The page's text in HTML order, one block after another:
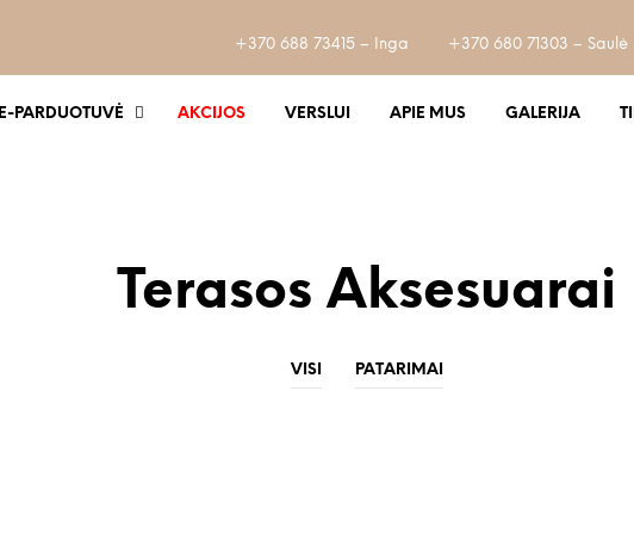
+370 688 73415 – Inga +370 680 71303 – Saulė
E-PARDUOTUVĖ AKCIJOS VERSLUI APIE MUS GALERIJA
Terasos Aksesuarai
VISI PATARIMAI